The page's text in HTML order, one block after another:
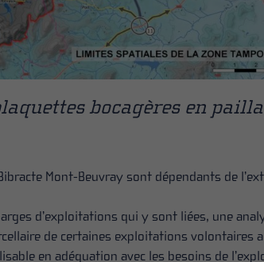
bocagères en
Mont-Beuvray sont dépendants de
d’exploitations qui y sont liées, une
de certaines exploitations volontaires
en adéquation avec les besoins de